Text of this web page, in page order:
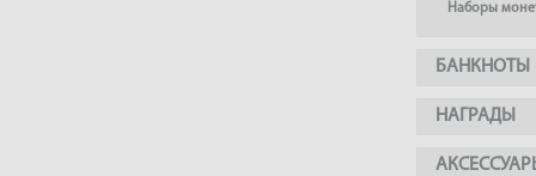
Наборы
БАНКНОТЫ
НАГРАДЫ